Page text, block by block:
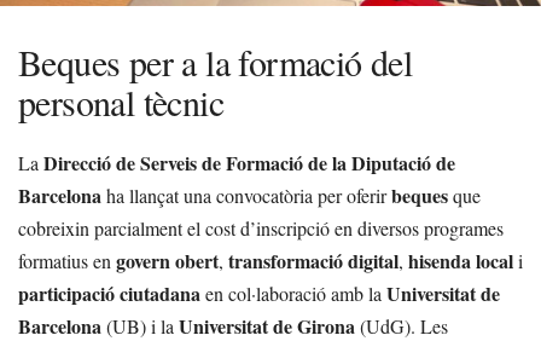
Beques per a la formació del
personal tècnic
La Direcció de Serveis de Formació de la Diputació de
Barcelonaha llançat una convocatòria per oferirbequesque
cobreixin parcialment el cost d’inscripció en diversos programes
formatius en govern obert, transformació digital, hisenda locali
participació ciutadanaen col·laboració amb la Universitat de
Barcelona(UB) i la Universitat de Girona(UdG). Les